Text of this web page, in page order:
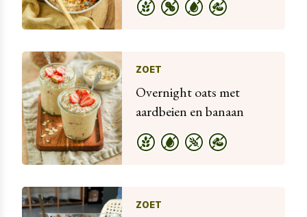
ZOET
Overnight oats met
aardbeien en banaan
ZOET